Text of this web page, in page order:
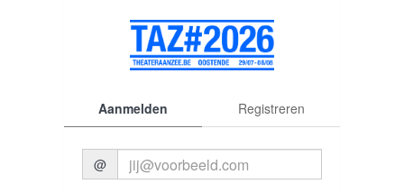
Aanmelden Registreren
@